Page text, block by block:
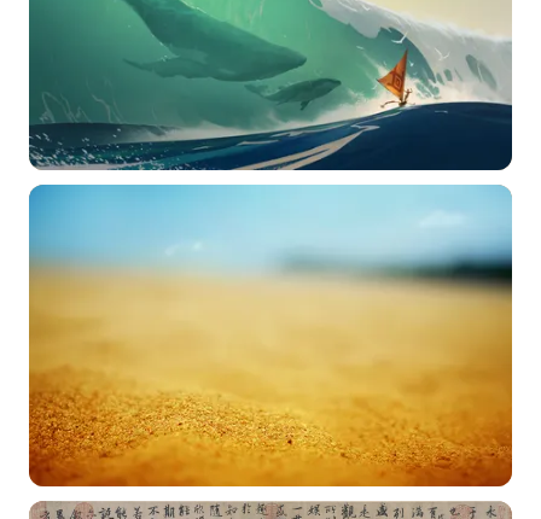
选择图片
标题
分类
标签 (逗号分隔)